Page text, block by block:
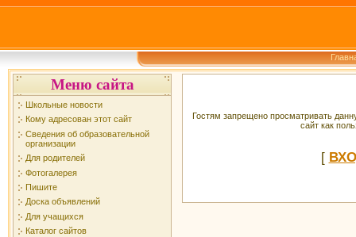
Меню сайта
Школьные новости
Кому адресован этот сайт
Сведения об образовательной
организации
Для родителей
Фотогалерея
Пишите
Доска объявлений
Для учащихся
Каталог сайтов
Гостям запрещено просматривать
сайт как
[